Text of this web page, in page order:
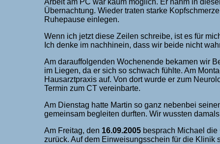
Arbeit am PC war kaum möglich. Er nahm in
Übernachtung. Wieder traten starke
Ruhepause einlegen.
Wenn ich jetzt diese Zeilen schreibe, ist es für
Ich denke im nachhinein, dass wir beide nicht
Am darauffolgenden Wochenende bekamen wir
im Liegen, da er sich so schwach fühlte. Am
Hausarztpraxis auf. Von dort wurde er zum
Termin zum CT vereinbarte.
Am Dienstag hatte Martin so ganz nebenbei
gemeinsam begleiten durften. Wir wussten
Am Freitag, den 16.09.2005 besprach Michael
zurück. Auf dem Einweisungsschein für die Klinik